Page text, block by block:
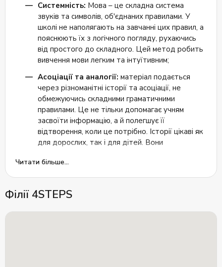
Системність: Мова – це складна система
звуків та символів, об'єднаних правилами. У
школі не наполягають на завчанні цих правил, а
пояснюють їх з логічного погляду, рухаючись
від простого до складного. Цей метод робить
вивчення мови легким та інтуїтивним;
Асоціації та аналогії: матеріал подається
через різноманітні історії та асоціації, не
обмежуючись складними граматичними
правилами. Це не тільки допомагає учням
засвоїти інформацію, а й полегшує її
відтворення, коли це потрібно. Історії цікаві як
для дорослих, так і для дітей. Вони
спілкування. Граматичні конструкції найкраще
практиці у конкретних ситуаціях. Учні школи
Читати більше...
Філії 4STEPS